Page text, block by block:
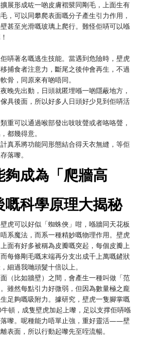
展形成咗一啲皮膚褶襞同剛毛，上面生有
，可以同攀爬表面嘅分子產生引力作用，
甚至光滑嘅玻璃上爬行。難怪佢哢可以喺
佢哢著名嘅逃生技能。當遇到危險時，壁虎
捕食者注意力，斷尾之後仲會再生，不過
骨，同原來有啲唔同。
夜晚先出動，日頭就匿埋喺一啲隱蔽地方，
具後面，所以好多人日頭好少見到佢哢活
重可以通過喉部發出吱吱聲或者咯咯聲，
都幾得意。
真系將功能同形態結合得天衣無縫，等佢
落嚟。
夠成為「爬牆高
嘅科學原理大揭秘
虎可以好似「蜘蛛俠」咁，喺牆同天花板
系魔法，而系一種精妙嘅物理作用。壁虎
面有好多被稱為皮瓣嘅突起，每個皮瓣上
每條剛毛嘅末端再分支出成千上萬嘅鏟狀
細過我哋頭髮十倍以上。
（比如牆壁）之間，會產生一種叫做「范
雖然每點引力好微弱，但因為數量極之龐
足夠嘅吸附力。據研究，壁虎一隻腳掌嘅
頓，成隻壁虎加起上嚟，足以支撑佢哢喺
嚟。呢種能力唔單止強，重好靈活——壁
表面，所以行動起嚟先至咥流暢。